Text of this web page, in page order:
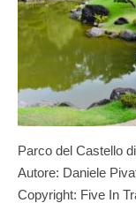
Parco del Castello
Autore: Daniele
Copyright: Five In